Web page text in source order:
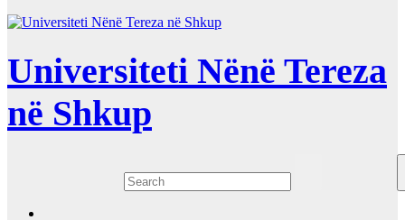
Universiteti Nënë Tereza
në Shkup